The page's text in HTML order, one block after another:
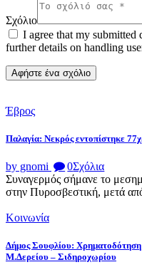
Σχόλιο
I agree that my submitted
further details on handling
Έβρος
Παλαγία: Νεκρός εντοπίστηκε
by gnomi 0Σχόλια
Συναγερμός σήμανε το
στην Πυροσβεστική, μετά
Κοινωνία
Δήμος Σουφλίου: Χρηματοδότηση
Μ.Δερείου – Σιδηροχωρίου